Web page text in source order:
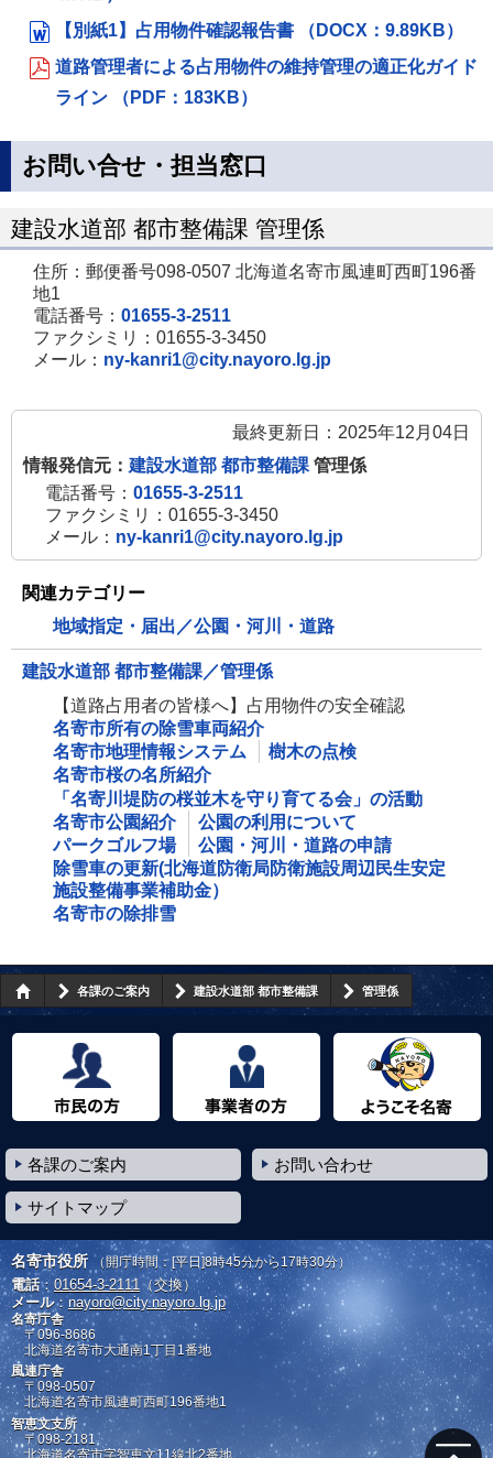
【別紙1】占用物件確認報告書 （DOCX：9.89KB）
道路管理者による占用物件の維持管理の適正化ガイド
ライン （PDF：183KB）
お問い合せ・担当窓口
建設水道部 都市整備課 管理係
住所：郵便番号098-0507 北海道名寄市風連町西町196番
地1
電話番号： 01655-3-2511
ファクシミリ：01655-3-3450
メール： ny-kanri1@city.nayoro.lg.jp
最終更新日：2025年12月04日
情報発信元： 建設水道部 都市整備課 管理係
電話番号： 01655-3-2511
ファクシミリ：01655-3-3450
メール： ny-kanri1@city.nayoro.lg.jp
関連カテゴリー
地域指定・届出／公園・河川・道路
建設水道部 都市整備課／管理係
【道路占用者の皆様へ】占用物件の安全確認
名寄市所有の除雪車両紹介
名寄市地理情報システム
樹木の点検
名寄市桜の名所紹介
「名寄川堤防の桜並木を守り育てる会」の活動
名寄市公園紹介
公園の利用について
パークゴルフ場
公園・河川・道路の申請
除雪車の更新(北海道防衛局防衛施設周辺民生安定
施設整備事業補助金）
名寄市の除排雪
各課のご案内 建設水道部 都市整備課 管理係
各課のご案内 お問い合わせ
サイトマップ
名寄市役所 （開庁時間：[平日]8時45分から17時30分）
電話：01654-3-2111 （交換）
メール： nayoro@city.nayoro.lg.jp
名寄庁舎
〒096-8686
北海道名寄市大通南1丁目1番地
風連庁舎
〒098-0507
北海道名寄市風連町西町196番地1
智恵文支所
〒098-2181
北海道名寄市字智恵文11線北2番地